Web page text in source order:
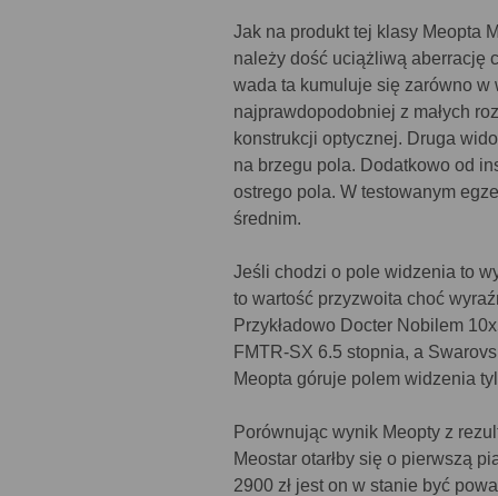
Jak na produkt tej klasy Meopta
należy dość uciążliwą aberrację
wada ta kumuluje się zarówno w
najprawdopodobniej z małych
konstrukcji optycznej. Druga
na brzegu pola. Dodatkowo od
ostrego pola. W testowanym
średnim.
Jeśli chodzi o pole widzenia to
to wartość przyzwoita choć
Przykładowo Docter Nobilem
FMTR-SX 6.5 stopnia, a
Meopta góruje polem widzenia
Porównując wynik Meopty z
Meostar otarłby się o pierwszą
2900 zł jest on w stanie być